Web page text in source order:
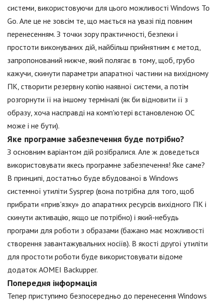
системи, використовуючи для цього можливості Windows To
Go. Але це не зовсім те, що мається на увазі під повним
перенесенням. З точки зору практичності, безпеки і
простоти виконуваних дій, найбільш прийнятним є метод,
запропонований нижче, який полягає в тому, щоб, грубо
кажучи, скинути параметри апаратної частини на вихідному
ПК, створити резервну копію наявної системи, а потім
розгорнути її на іншому терміналі (як би відновити її з
образу, хоча насправді на комп'ютері встановленою ОС
може і не бути).
Яке програмне забезпечення буде потрібно?
З основним варіантом дій розібралися. Але ж доведеться
використовувати якесь програмне забезпечення! Яке саме?
В принципі, достатньо буде вбудованої в Windows
системної утиліти Sysprep (вона потрібна для того, щоб
прибрати «прив'язку» до апаратних ресурсів вихідного ПК і
скинути активацію, якщо це потрібно) і який-небудь
програми для роботи з образами (бажано має можливості
створення завантажувальних носіїв). В якості другої утиліти
для простоти роботи буде використовувати відоме
додаток AOMEI Backupper.
Попередня інформація
Тепер приступимо безпосередньо до перенесення Windows